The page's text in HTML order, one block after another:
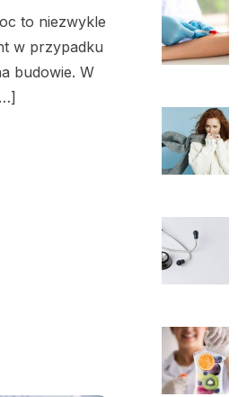
to niezwykle
w przypadku
budowie. W